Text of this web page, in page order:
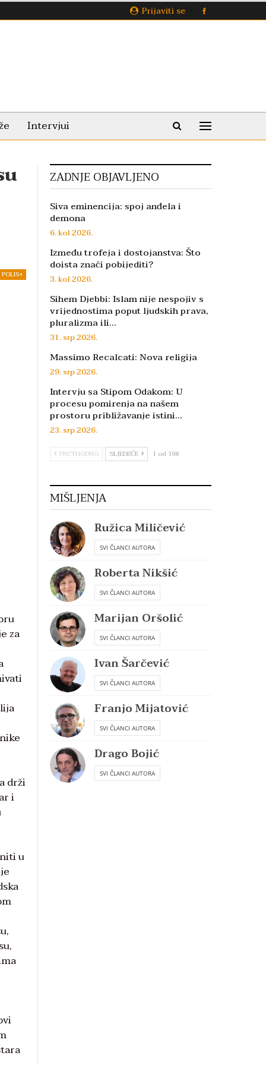
Prijaviti se
Intervjui
POLIS+
za
drži
i
u
ZADNJE OBJAVLJENO
Siva eminencija: spoj anđela i
demona
6. kol 2026.
Između trofeja i dostojanstva: Što
doista znači pobijediti?
3. kol 2026.
Sihem Djebbi: Islam nije nespojiv s
vrijednostima poput ljudskih prava,
pluralizma ili…
31. srp 2026.
Massimo Recalcati: Nova religija
29. srp 2026.
Intervju sa Stipom Odakom: U
procesu pomirenja na našem
prostoru približavanje istini…
23. srp 2026.
PRETHODNO SLJEDEĆE 1 od 198
MIŠLJENJA
Ružica Miličević
SVI ČLANCI AUTORA
Roberta Nikšić
SVI ČLANCI AUTORA
Marijan Oršolić
SVI ČLANCI AUTORA
Ivan Šarčević
SVI ČLANCI AUTORA
Franjo Mijatović
SVI ČLANCI AUTORA
Drago Bojić
SVI ČLANCI AUTORA